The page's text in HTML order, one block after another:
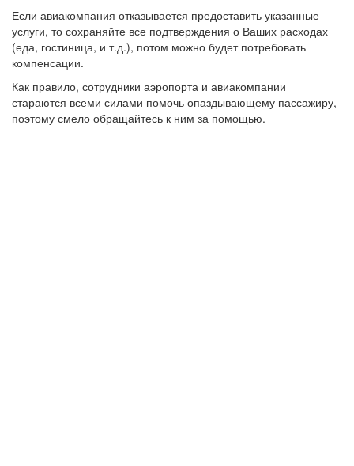
Если авиакомпания отказывается предоставить указанные
услуги, то сохраняйте все подтверждения о Ваших расходах
(еда, гостиница, и т.д.), потом можно будет потребовать
компенсации.
Как правило, сотрудники аэропорта и авиакомпании
стараются всеми силами помочь опаздывающему пассажиру,
поэтому смело обращайтесь к ним за помощью.